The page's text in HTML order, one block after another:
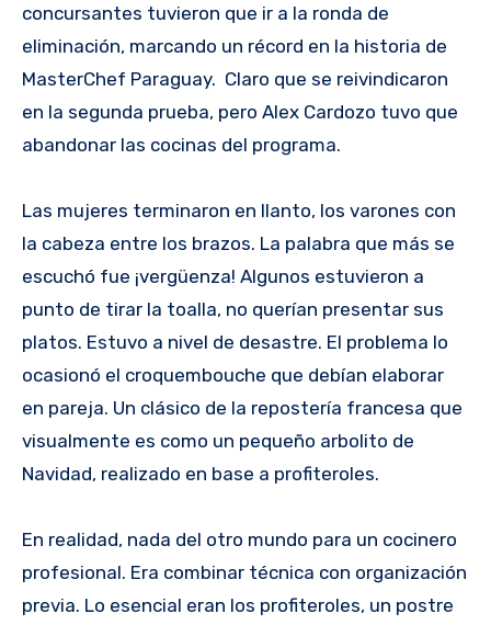
concursantes tuvieron que ir a la ronda de
eliminación, marcando un récord en la historia de
MasterChef Paraguay. Claro que se reivindicaron
en la segunda prueba, pero Alex Cardozo tuvo que
abandonar las cocinas del programa.
Las mujeres terminaron en llanto, los varones con
la cabeza entre los brazos. La palabra que más se
escuchó fue ¡vergüenza! Algunos estuvieron a
punto de tirar la toalla, no querían presentar sus
platos. Estuvo a nivel de desastre. El problema lo
ocasionó el croquembouche que debían elaborar
en pareja. Un clásico de la repostería francesa que
visualmente es como un pequeño arbolito de
Navidad, realizado en base a profiteroles.
En realidad, nada del otro mundo para un cocinero
profesional. Era combinar técnica con organización
previa. Lo esencial eran los profiteroles, un postre